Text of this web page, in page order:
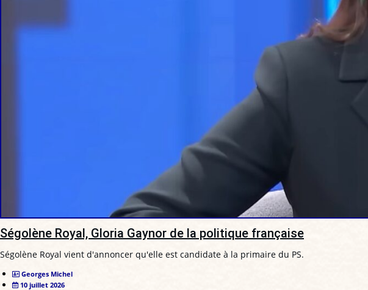
Ségolène Royal, Gloria Gaynor de la politique française
Ségolène Royal vient d'annoncer qu'elle est candidate à la primaire du PS.
Georges Michel
10 juillet 2026